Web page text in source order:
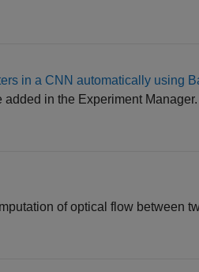
in a CNN automatically using
in the Experiment
of optical flow between